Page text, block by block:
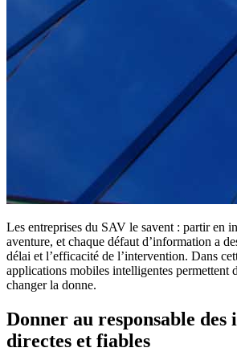
Les entreprises du SAV le savent : partir en
aventure, et chaque défaut d’information a
délai et l’efficacité de l’intervention. Dans
applications mobiles intelligentes permettent
changer la donne.
Donner au responsable des
directes et fiables